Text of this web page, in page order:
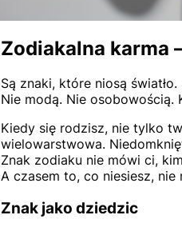
Zodiakalna karma
Są znaki, które niosą
Nie modą. Nie osobowością.
Kiedy się rodzisz, nie tylko
wielowarstwowa.
Znak zodiaku nie mówi ci,
A czasem to, co niesiesz,
Znak jako dziedzic